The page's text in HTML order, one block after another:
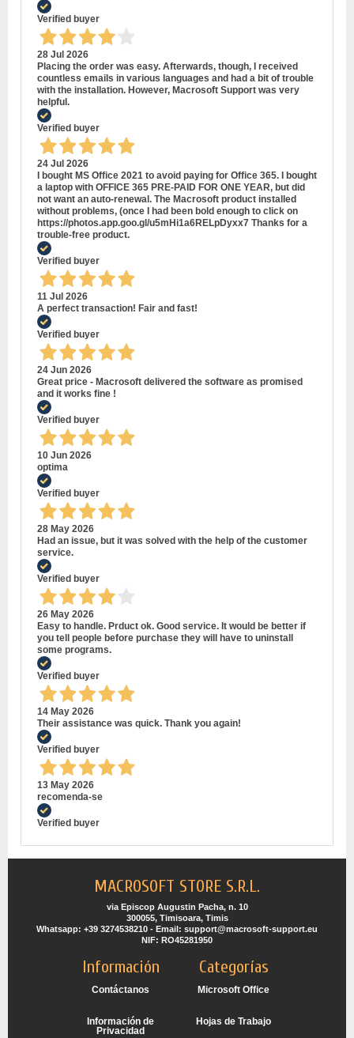
Verified buyer
28 Jul 2026
Placing the order was easy. Afterwards, though, I received
countless emails in various languages and had a bit of trouble
with the installation. However, Macrosoft Support was very
helpful.
Verified buyer
24 Jul 2026
I bought MS Office 2021 to avoid paying for Office 365. I bought
a laptop with OFFICE 365 PRE-PAID FOR ONE YEAR, but did
not want an auto-renewal. The Macrosoft product installed
without problems, (once I had been bold enough to click on
https://photos.app.goo.gl/u5mHi1a6RELpDyxx7 Thanks for a
trouble-free product.
Verified buyer
11 Jul 2026
A perfect transaction! Fair and fast!
Verified buyer
24 Jun 2026
Great price - Macrosoft delivered the software as promised
and it works fine !
Verified buyer
10 Jun 2026
optima
Verified buyer
28 May 2026
Had an issue, but it was solved with the help of the customer
service.
Verified buyer
26 May 2026
Easy to handle. Prduct ok. Good service. It would be better if
you tell people before purchase they will have to uninstall
some programs.
Verified buyer
14 May 2026
Their assistance was quick. Thank you again!
Verified buyer
13 May 2026
recomenda-se
Verified buyer
MACROSOFT STORE S.R.L.
via Episcop Augustin Pacha, n. 10
300055, Timisoara, Timis
Whatsapp: +39 3274538210 - Email: support@macrosoft-support.eu
NIF: RO45281950
Información
Contáctanos
Información de
Privacidad
Categorías
Microsoft Office
Hojas de Trabajo